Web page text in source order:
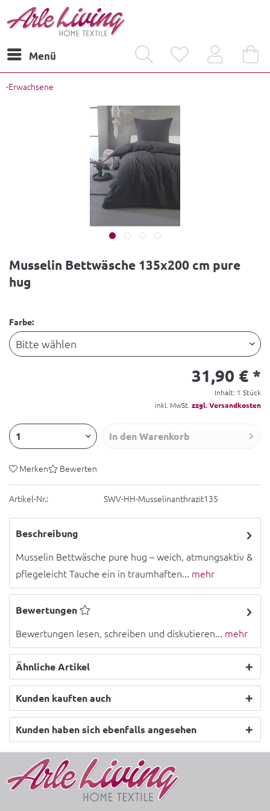
Menü
-Erwachsene
Musselin Bettwäsche 135x200 cm pure
hug
Farbe:
31,90 € *
Inhalt: 1 Stück
inkl. MwSt. zzgl. Versandkosten
In den Warenkorb
Merken Bewerten
Artikel-Nr.: SWV-HH-Musselinanthrazit135
Beschreibung
Musselin Bettwäsche pure hug – weich, atmungsaktiv &
pflegeleicht Tauche ein in traumhaften... mehr
Bewertungen
Bewertungen lesen, schreiben und diskutieren... mehr
Ähnliche Artikel
Kunden kauften auch
Kunden haben sich ebenfalls angesehen